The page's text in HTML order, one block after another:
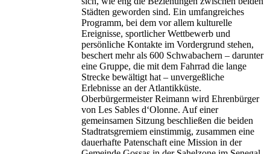
Städten geworden sind. Ein umfangreiches
Programm, bei dem vor allem kulturelle
Ereignisse, sportlicher Wettbewerb und
persönliche Kontakte im Vordergrund stehen,
beschert mehr als 600 Schwabachern – darunter
eine Gruppe, die mit dem Fahrrad die lange
Strecke bewältigt hat – unvergeßliche
Erlebnisse an der Atlantikküste.
Oberbürgermeister Reimann wird Ehrenbürger
von Les Sables d‘Olonne. Auf einer
gemeinsamen Sitzung beschließen die beiden
Stadtratsgremiem einstimmig, zusammen eine
dauerhafte Patenschaft eine Mission in der